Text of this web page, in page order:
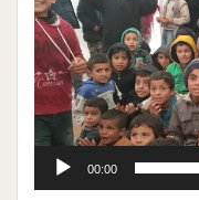
00:00